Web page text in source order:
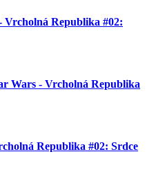
Vrcholná Republika #02:
Wars - Vrcholná Republika
Republika #02: Srdce